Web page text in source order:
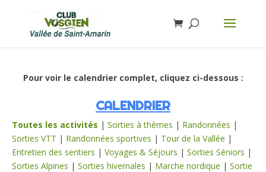
Pour voir le calendrier complet, cliquez ci-dessous :
CALENDRIER
Toutes les activités | Sorties à thèmes | Randonnées |
Sorties VTT | Randonnées sportives | Tour de la Vallée |
Entretien des sentiers | Voyages & Séjours | Sorties Séniors |
Sorties Alpines | Sorties hivernales | Marche nordique | Sortie